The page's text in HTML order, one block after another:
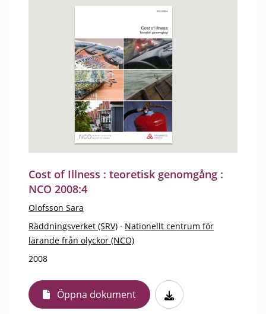
Cost of Illness : teoretisk genomgång :
NCO 2008:4
Olofsson Sara
Räddningsverket (SRV) · Nationellt centrum för
lärande från olyckor (NCO)
2008
Öppna dokument